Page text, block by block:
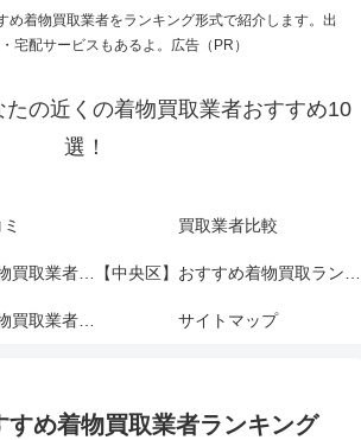
め着物買取業者をランキング形式で紹介します。出
宅配サービスもあるよ。広告（PR）
たの近くの着物買取業者おすすめ10
選！
買取業者比較
【新宿区】おすすめ着物買取業者ランキングTOP10！ 【中央区】おすすめ着物買取ランキングTOP10！
【渋谷区】おすすめ着物買取業者ランキングTOP10！ サイトマップ
すめ着物買取業者ランキング